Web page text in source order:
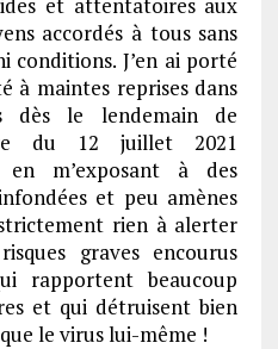
accordés à tous sans
conditions. J’en ai porté
à maintes reprises dans
dès le lendemain de
du 12 juillet 2021
en m’exposant à des
et peu amènes
rien à alerter
graves encourus
rapportent beaucoup
et qui détruisent bien
le virus lui-même !